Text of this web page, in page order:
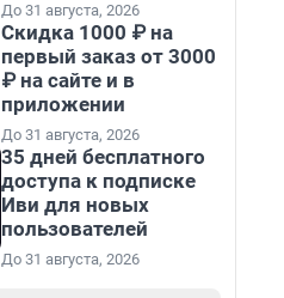
До 31 августа, 2026
Скидка 1000 ₽ на
первый заказ от 3000
₽ на сайте и в
приложении
До 31 августа, 2026
35 дней бесплатного
доступа к подписке
Иви для новых
пользователей
До 31 августа, 2026